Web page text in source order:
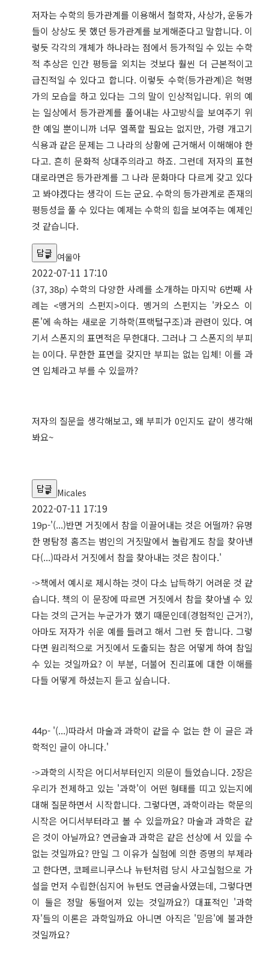
저자는 수학의 등가관계를 이용해서 철학자, 사상가, 운동가
들이 상상도 못 했던 등가관계를 보게해준다고 말합니다. 이
렇듯 각각의 개체가 하나라는 점에서 등가적일 수 있는 수학
적 추상은 인간 평등을 외치는 것보다 훨씬 더 근본적이고
급진적일 수 있다고 합니다. 이렇듯 수학(등가관계)은 혁명
가의 모습을 하고 있다는 그의 말이 인상적입니다. 위의 예
는 일상에서 등가관계를 풀어내는 사고방식을 보여주기 위
한 예일 뿐이니까 너무 열폭할 필요는 없지만, 가령 개고기
식용과 같은 문제는 그 나라의 상황에 근거해서 이해해야 한
다고. 흔히 문화적 상대주의라고 하죠. 그런데 저자의 표현
대로라면은 등가관계를 그 나라 문화마다 다르게 갖고 있다
고 봐야겠다는 생각이 드는 군요. 수학의 등가관계로 존재의
평등성을 풀 수 있다는 예제는 수학의 힘을 보여주는 예제인
것 같습니다.
답글 여울아
2022-07-11 17:10
(37, 38p) 수학의 다양한 사례를 소개하는 마지막 6번째 사
례는 <맹거의 스펀지>이다. 멩거의 스펀지는 '카오스 이
론'에 속하는 새로운 기하학(프랙털구조)과 관련이 있다. 여
기서 스폰지의 표면적은 무한대다. 그러나 그 스폰지의 부피
는 0이다. 무한한 표면을 갖지만 부피는 없는 입체! 이를 과
연 입체라고 부를 수 있을까?
저자의 질문을 생각해보고, 왜 부피가 0인지도 같이 생각해
봐요~
답글 Micales
2022-07-11 17:19
19p-'(...)반면 거짓에서 참을 이끌어내는 것은 어떨까? 유명
한 명탐정 홈즈는 범인의 거짓말에서 놀랍게도 참을 찾아낸
다(...)따라서 거짓에서 참을 찾아내는 것은 참이다.'
->책에서 예시로 제시하는 것이 다소 납득하기 어려운 것 같
습니다. 책의 이 문장에 따르면 거짓에서 참을 찾아낼 수 있
다는 것의 근거는 누군가가 했기 때문인데(경험적인 근거?),
아마도 저자가 쉬운 예를 들려고 해서 그런 듯 합니다. 그렇
다면 원리적으로 거짓에서 도출되는 참은 어떻게 하여 참일
수 있는 것일까요? 이 부분, 더불어 진리표에 대한 이해를
다들 어떻게 하셨는지 듣고 싶습니다.
44p- '(...)따라서 마술과 과학이 같을 수 없는 한 이 글은 과
학적인 글이 아니다.'
->과학의 시작은 어디서부터인지 의문이 들었습니다. 2장은
우리가 전제하고 있는 '과학'이 어떤 형태를 띠고 있는지에
대해 질문하면서 시작합니다. 그렇다면, 과학이라는 학문의
시작은 어디서부터라고 볼 수 있을까요? 마술과 과학은 같
은 것이 아닐까요? 연금술과 과학은 같은 선상에 서 있을 수
없는 것일까요? 만일 그 이유가 실험에 의한 증명의 부제라
고 한다면, 코페르니쿠스나 뉴턴처럼 당시 사고실험으로 가
설을 먼저 수립한(심지어 뉴턴도 연금술사였는데, 그렇다면
이 둘은 정말 동떨어져 있는 것일까요?) 대표적인 '과학
자'들의 이론은 과학일까요 아니면 아직은 '믿음'에 불과한
것일까요?